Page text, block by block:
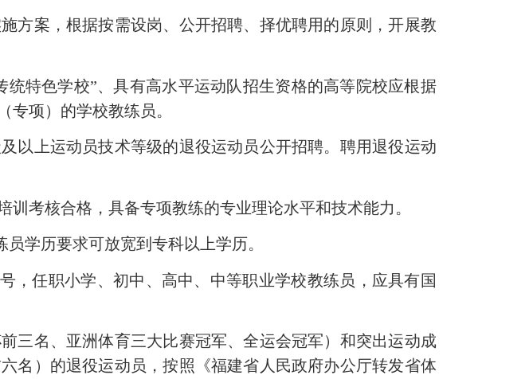
案，根据按需设岗、公开招聘、择优聘用的原则，开展教
特色学校”、具有高水平运动队招生资格的高等院校应根据
项）的学校教练员。
上运动员技术等级的退役运动员公开招聘。聘用退役运动
考核合格，具备专项教练的专业理论水平和技术能力。
学历要求可放宽到专科以上学历。
任职小学、初中、高中、中等职业学校教练员，应具有国
名、亚洲体育三大比赛冠军、全运会冠军）和突出运动成
名）的退役运动员，按照《福建省人民政府办公厅转发省体